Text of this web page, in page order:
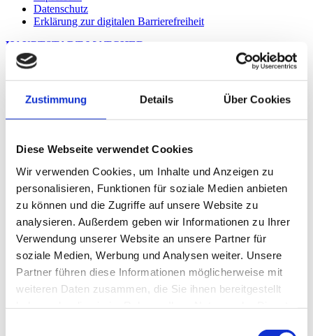
Zustimmung Details Über Cookies
Diese Webseite verwendet Cookies
Wir verwenden Cookies, um Inhalte und Anzeigen zu
personalisieren, Funktionen für soziale Medien anbieten
zu können und die Zugriffe auf unsere Website zu
analysieren. Außerdem geben wir Informationen zu Ihrer
Verwendung unserer Website an unsere Partner für
soziale Medien, Werbung und Analysen weiter. Unsere
Partner führen diese Informationen möglicherweise mit
weiteren Daten zusammen, die Sie ihnen bereitgestellt
Datenschutz
Erklärung zur digitalen Barrierefreiheit
HAUPTSTADT MATCHER
Impressum
Datenschutz
Erklärung zur digitalen Barrierefreiheit
Service
Service-App
Termin vereinbaren
Bürgertelefon 115
Notdienste
Gewerbeservice
Behörden
Behörden A-Z
Senatsverwaltungen
Bezirksämter
Jobcenter